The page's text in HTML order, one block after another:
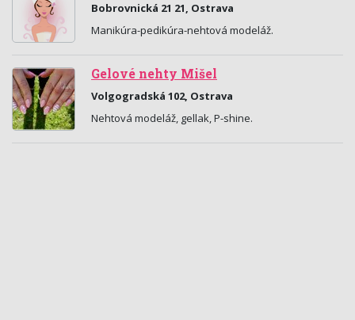
Bobrovnická 21 21, Ostrava
Manikúra-pedikúra-nehtová modeláž.
Gelové nehty Mišel
Volgogradská 102, Ostrava
Nehtová modeláž, gellak, P-shine.